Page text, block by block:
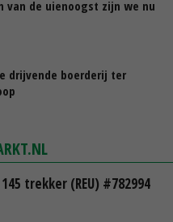
van de uienoogst zijn we nu
drijvende boerderij ter
trekker (REU) #782994